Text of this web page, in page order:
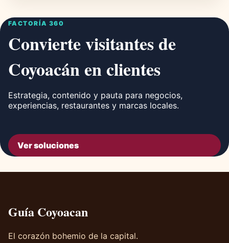
FACTORÍA 360
Convierte visitantes de
Coyoacán en clientes
Estrategia, contenido y pauta para negocios,
experiencias, restaurantes y marcas locales.
Ver soluciones
Guía Coyoacan
El corazón bohemio de la capital.